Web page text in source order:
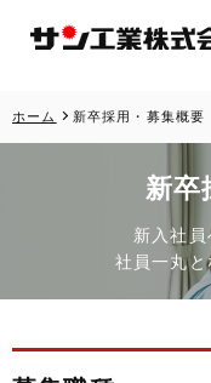
ホーム 新卒採用・募集概要
新卒
新入社
社員一丸